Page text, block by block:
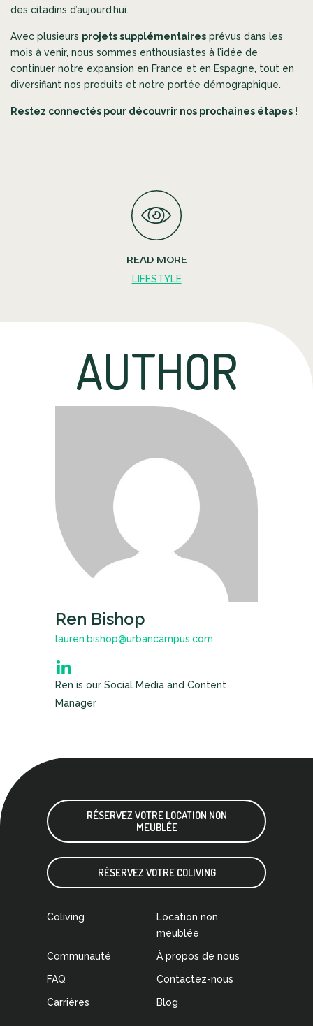
des citadins d’aujourd’hui.
Avec plusieurs projets supplémentaires prévus dans les
mois à venir, nous sommes enthousiastes à l’idée de
continuer notre expansion en France et en Espagne, tout en
diversifiant nos produits et notre portée démographique.
Restez connectés pour découvrir nos prochaines étapes !
READ MORE
LIFESTYLE
AUTHOR
Ren Bishop
lauren.bishop@urbancampus.com
Ren is our Social Media and Content
Manager
RÉSERVEZ VOTRE LOCATION NON
MEUBLÉE
RÉSERVEZ VOTRE COLIVING
Coliving
Location non
meublée
Communauté À propos de nous
FAQ Contactez-nous
Carrières Blog